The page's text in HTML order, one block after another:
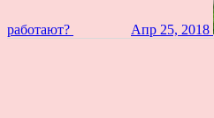
работают? Апр 25, 2018